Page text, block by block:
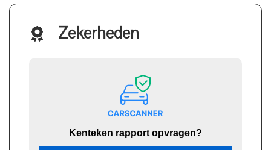
Zekerheden
Kenteken rapport opvragen?